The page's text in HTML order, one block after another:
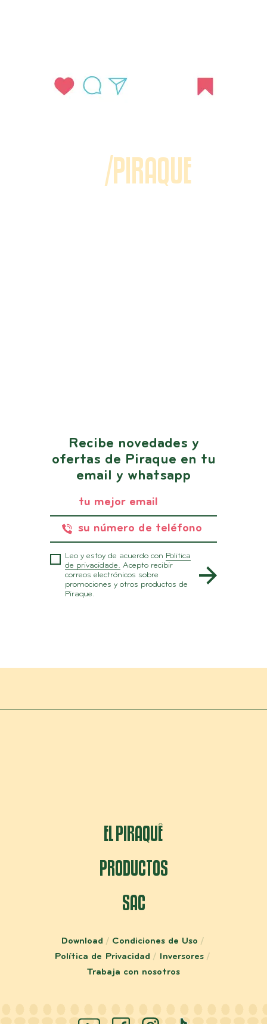
/PIRAQUE
Recibe novedades y
ofertas de Piraque en tu
email y whatsapp
Leo y estoy de acuerdo con Politica
de privacidade. Acepto recibir
correos electrónicos sobre
promociones y otros productos de
Piraque.
EL PIRAQUÊ
PRODUCTOS
SAC
Download
Condiciones de Uso
Política de Privacidad
Inversores
Trabaja con nosotros